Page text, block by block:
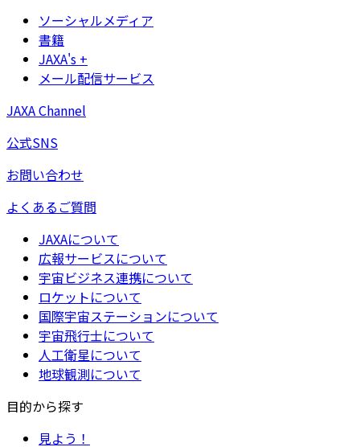
ソーシャルメディア
書籍
JAXA's +
メール配信サービス
JAXA Channel
公式SNS
お問い合わせ
よくあるご質問
JAXAについて
広報サービスについて
宇宙ビジネス連携について
ロケットについて
国際宇宙ステーションについて
宇宙飛行士について
人工衛星について
地球観測について
目的から探す
見よう！